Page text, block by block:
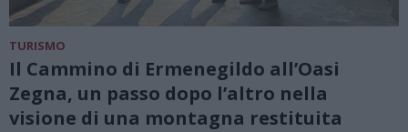
TURISMO
Il Cammino di Ermenegildo all’Oasi
Zegna, un passo dopo l’altro nella
visione di una montagna restituita